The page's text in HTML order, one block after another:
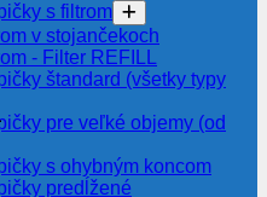
s filtrom
v stojančekoch
- Filter REFILL
štandard (všetky typy
pre veľké objemy (od
s ohybným koncom
predĺžené